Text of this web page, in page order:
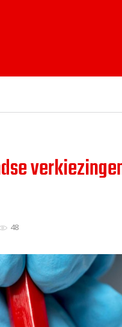
48